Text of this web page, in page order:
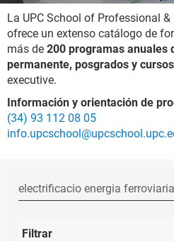
La UPC School of Professional
ofrece un extenso catálogo de
más de 200 programas anuales
permanente, posgrados y cursos
executive.
Información y orientación de
(34) 93 112 08 05
Filtrar